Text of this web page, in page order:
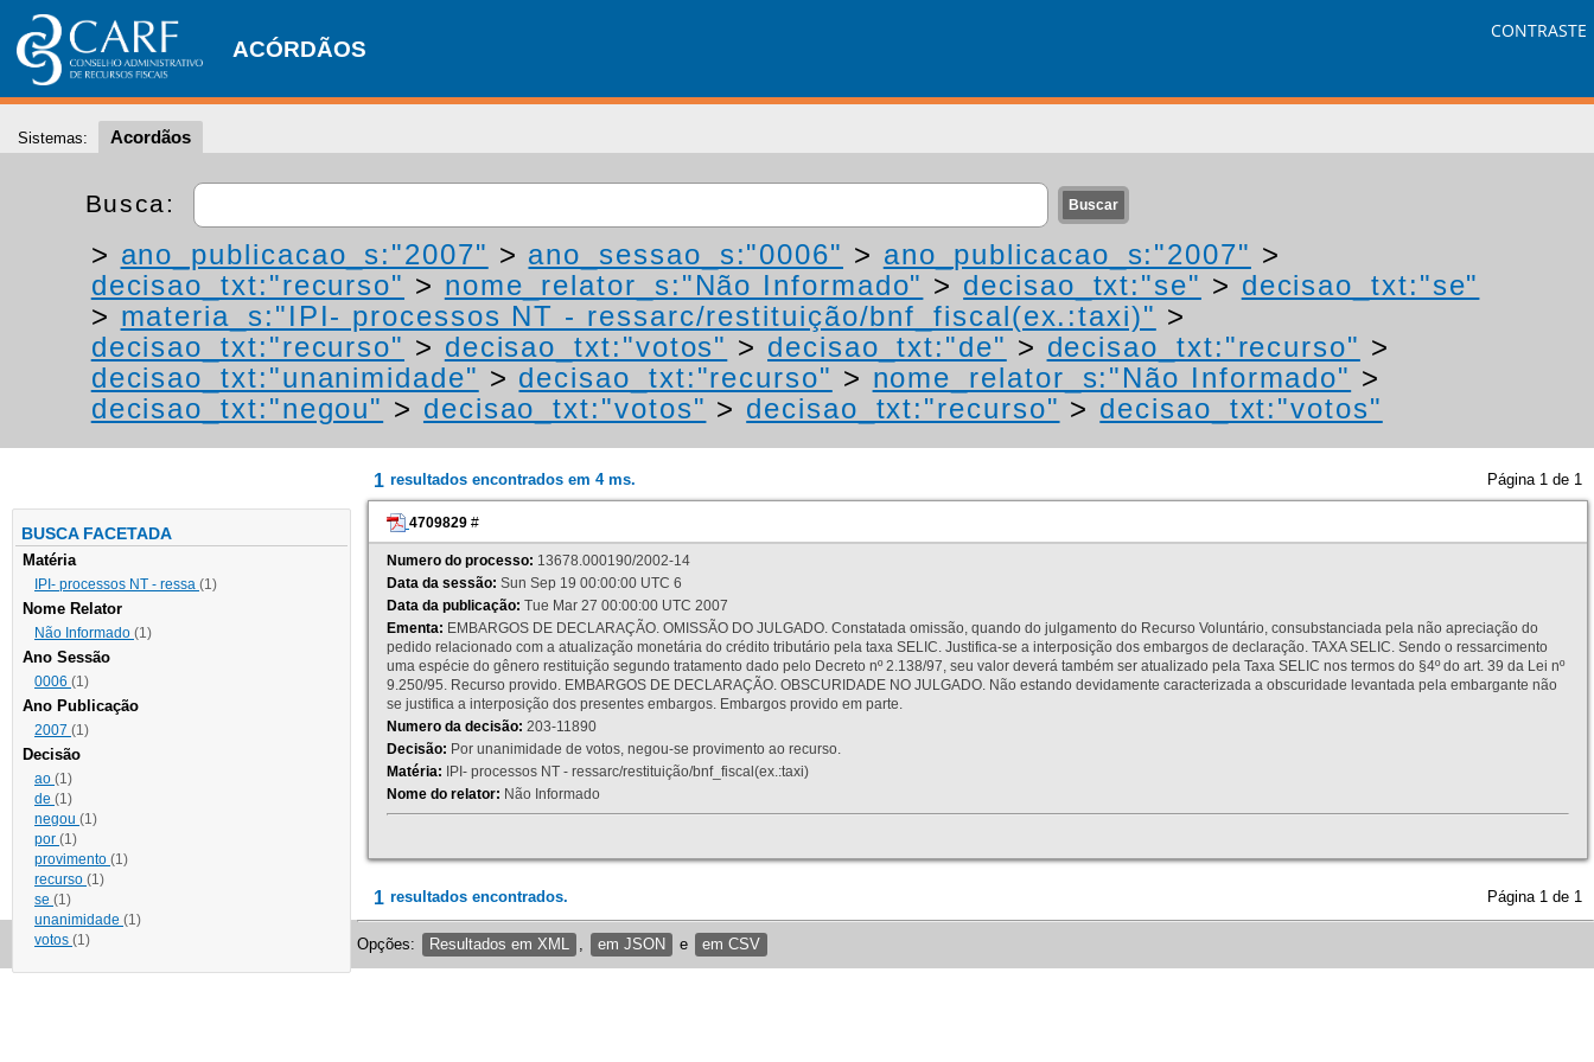
ACÓRDÃOS
CONTRASTE
Sistemas: Acordãos
Busca:
> ano_publicacao_s:"2007" > ano_sessao_s:"0006" > ano_publicacao_s:"2007" >
decisao_txt:"recurso" > nome_relator_s:"Não Informado" > decisao_txt:"se" > decisao_txt:"se"
> materia_s:"IPI- processos NT - ressarc/restituição/bnf_fiscal(ex.:taxi)" >
decisao_txt:"recurso" > decisao_txt:"votos" > decisao_txt:"de" > decisao_txt:"recurso" >
decisao_txt:"unanimidade" > decisao_txt:"recurso" > nome_relator_s:"Não Informado" >
decisao_txt:"negou" > decisao_txt:"votos" > decisao_txt:"recurso" > decisao_txt:"votos"
BUSCA FACETADA
Matéria
IPI- processos NT - ressa (1)
Nome Relator
Não Informado (1)
Ano Sessão
0006 (1)
Ano Publicação
2007 (1)
Decisão
ao (1)
de (1)
negou (1)
por (1)
provimento (1)
recurso (1)
se (1)
unanimidade (1)
votos (1)
1 resultados encontrados em 4 ms. Página 1 de 1
4709829 #
Numero do processo: 13678.000190/2002-14
Data da sessão: Sun Sep 19 00:00:00 UTC 6
Data da publicação: Tue Mar 27 00:00:00 UTC 2007
Ementa: EMBARGOS DE DECLARAÇÃO. OMISSÃO DO JULGADO. Constatada omissão, quando do julgamento do Recurso Voluntário, consubstanciada pela não apreciação do
pedido relacionado com a atualização monetária do crédito tributário pela taxa SELIC. Justifica-se a interposição dos embargos de declaração. TAXA SELIC. Sendo o ressarcimento
uma espécie do gênero restituição segundo tratamento dado pelo Decreto nº 2.138/97, seu valor deverá também ser atualizado pela Taxa SELIC nos termos do §4º do art. 39 da Lei nº
9.250/95. Recurso provido. EMBARGOS DE DECLARAÇÃO. OBSCURIDADE NO JULGADO. Não estando devidamente caracterizada a obscuridade levantada pela embargante não
se justifica a interposição dos presentes embargos. Embargos provido em parte.
Numero da decisão: 203-11890
Decisão: Por unanimidade de votos, negou-se provimento ao recurso.
Matéria: IPI- processos NT - ressarc/restituição/bnf_fiscal(ex.:taxi)
Nome do relator: Não Informado
1 resultados encontrados. Página 1 de 1
Opções: Resultados em XML em JSON e em CSV